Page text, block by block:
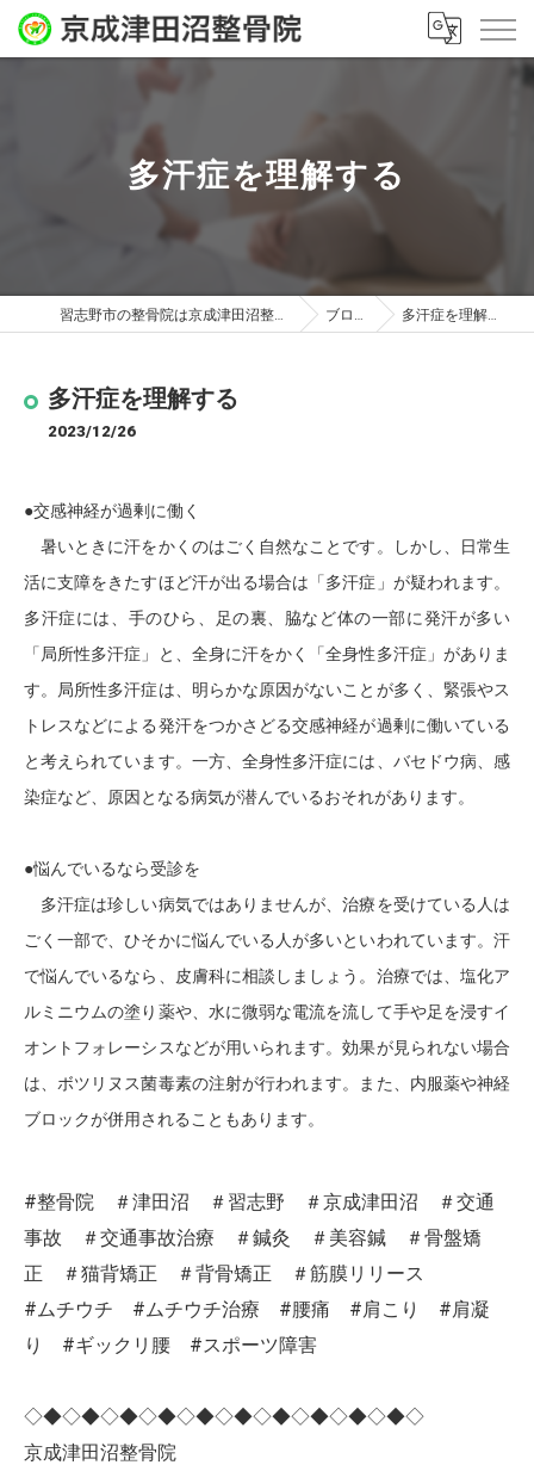
多汗症を理解する
習志野市の整骨院は京成津田沼整骨院 ブログ 多汗症を理解する
多汗症を理解する
2023/12/26
●交感神経が過剰に働く
暑いときに汗をかくのはごく自然なことです。しかし、日常生
活に支障をきたすほど汗が出る場合は「多汗症」が疑われます。
多汗症には、手のひら、足の裏、脇など体の一部に発汗が多い
「局所性多汗症」と、全身に汗をかく「全身性多汗症」がありま
す。局所性多汗症は、明らかな原因がないことが多く、緊張やス
トレスなどによる発汗をつかさどる交感神経が過剰に働いている
と考えられています。一方、全身性多汗症には、バセドウ病、感
染症など、原因となる病気が潜んでいるおそれがあります。
●悩んでいるなら受診を
多汗症は珍しい病気ではありませんが、治療を受けている人は
ごく一部で、ひそかに悩んでいる人が多いといわれています。汗
で悩んでいるなら、皮膚科に相談しましょう。治療では、塩化ア
ルミニウムの塗り薬や、水に微弱な電流を流して手や足を浸すイ
オントフォレーシスなどが用いられます。効果が見られない場合
は、ボツリヌス菌毒素の注射が行われます。また、内服薬や神経
ブロックが併用されることもあります。
#整骨院 ＃津田沼 ＃習志野 ＃京成津田沼 ＃交通
事故 ＃交通事故治療 ＃鍼灸 ＃美容鍼 ＃骨盤矯
正 ＃猫背矯正 ＃背骨矯正 ＃筋膜リリース
#ムチウチ #ムチウチ治療 #腰痛 #肩こり #肩凝
り #ギックリ腰 #スポーツ障害
◇◆◇◆◇◆◇◆◇◆◇◆◇◆◇◆◇◆◇◆◇
京成津田沼整骨院